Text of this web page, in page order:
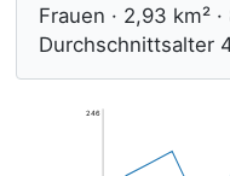
Frauen · 2,93 km² ·
Durchschnittsalter
246